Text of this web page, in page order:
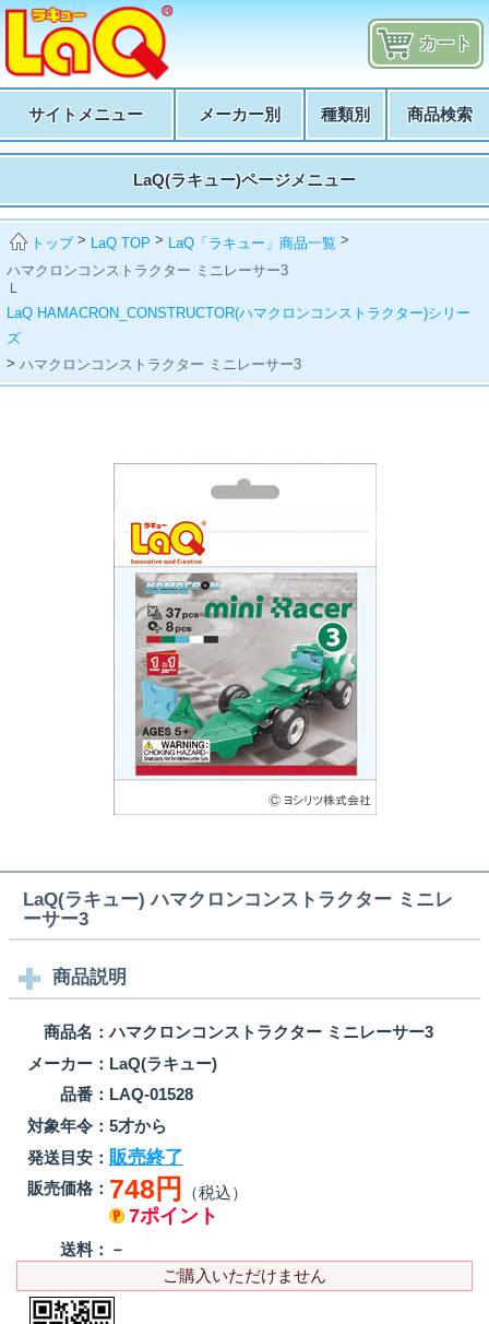
カート
サイトメニュー メーカー別 種類別 商品検索
LaQ(ラキュー)ページメニュー
トップ> LaQ TOP > LaQ「ラキュー」商品一覧 >
ハマクロンコンストラクター ミニレーサー3
└
LaQ HAMACRON_CONSTRUCTOR(ハマクロンコンストラクター)シリー
ズ
> ハマクロンコンストラクター ミニレーサー3
LaQ(ラキュー) ハマクロンコンストラクター ミニレ
ーサー3
商品説明
商品名：ハマクロンコンストラクター ミニレーサー3
メーカー： LaQ(ラキュー)
品番： LAQ-01528
対象年令： 5才から
発送目安： 販売終了
販売価格： 748円 （税込）
7ポイント
送料： －
ご購入いただけません